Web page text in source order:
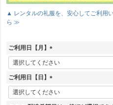
▲ レンタルの礼服を、安心してご利用
ら ≫
ご利用日【月】
(
必
須
)
ご利用日【日】
(
必